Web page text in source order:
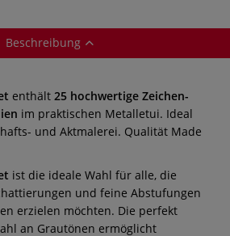
Beschreibung
enthält 25 hochwertige Zeichen-
im praktischen Metalletui. Ideal
und Aktmalerei. Qualität Made
ist die ideale Wahl für alle, die
und feine Abstufungen
erzielen möchten. Die perfekt
an Grautönen ermöglicht